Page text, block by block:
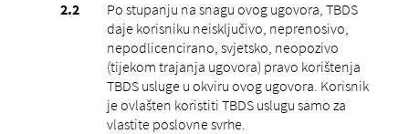
Po stupanju na snagu ovog ugovora, TBDS
daje korisniku neisključivo, neprenosivo,
nepodlicencirano, svjetsko, neopozivo
(tijekom trajanja ugovora) pravo korištenja
TBDS usluge u okviru ovog ugovora. Korisnik
je ovlašten koristiti TBDS uslugu samo za
vlastite poslovne svrhe.